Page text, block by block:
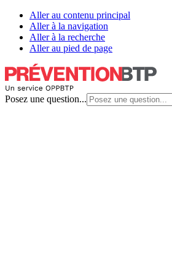
Aller au contenu principal
Aller à la navigation
Aller à la recherche
Aller au pied de page
Posez une question...